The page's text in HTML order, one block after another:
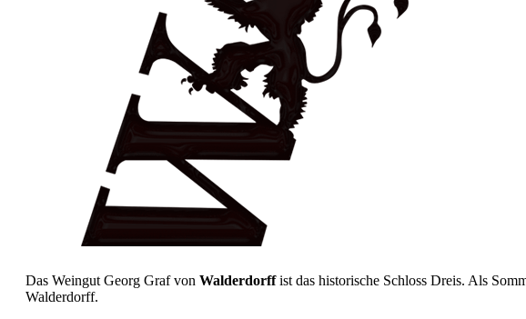
Das Weingut Georg Graf von Walderdorffist das historische Schloss Dreis. Als
Walderdorff.